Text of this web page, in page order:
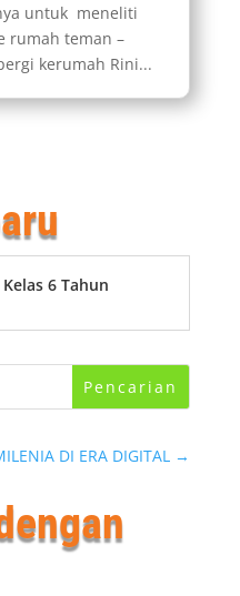
untuk meneliti
rumah teman –
kerumah Rini...
6 Tahun
DI ERA DIGITAL →